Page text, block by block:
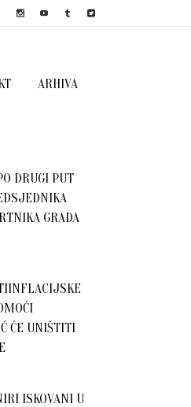
ARHIVA
DRUGI PUT
GRADA
ĆE UNIŠTITI
ISKOVANI U